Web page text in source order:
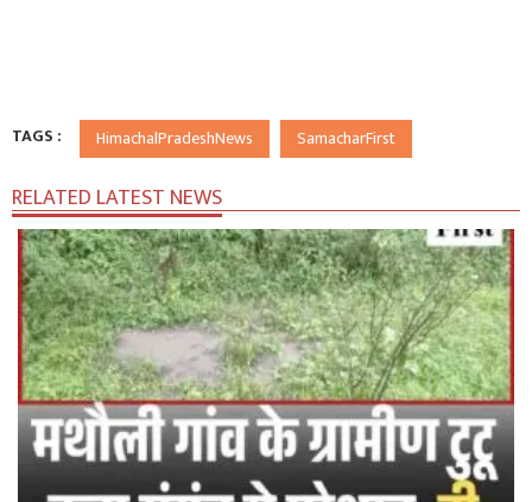
TAGS : HimachalPradeshNews SamacharFirst
RELATED LATEST NEWS